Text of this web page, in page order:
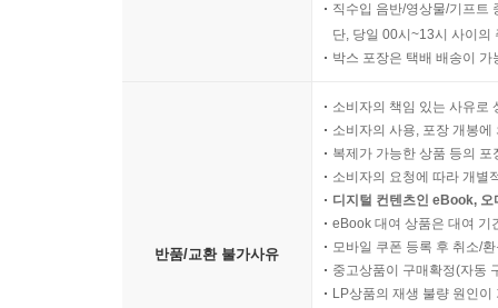
직수입 음반/영상물/기프트
단, 당일 00시~13시 사이의
박스 포장은 택배 배송이
반품/교환 불가사유
소비자의 책임 있는 사유로
소비자의 사용, 포장 개봉
복제가 가능한 상품 등의
소비자의 요청에 따라 개별
디지털 컨텐츠인 eBook,
eBook 대여 상품은 대여 기
모바일 쿠폰 등록 후 취소/
중고상품이 구매확정(자동
LP상품의 재생 불량 원인